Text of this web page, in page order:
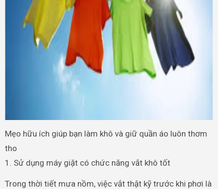
Mẹo hữu ích giúp bạn làm khô và giữ quần áo luôn thơm
tho
1. Sử dụng máy giặt có chức năng vắt khô tốt
Trong thời tiết mưa nồm, việc vắt thật kỹ trước khi phơi là